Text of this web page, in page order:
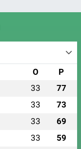
O P
33 77
33 73
33 69
33 59